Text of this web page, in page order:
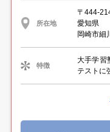
所在地
〒444-
愛知県
岡崎市細
特徴
大手学習
テストに